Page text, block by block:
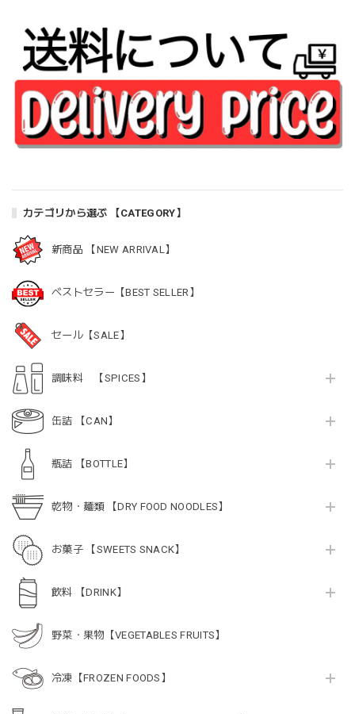
カテゴリから選ぶ 【CATEGORY】
新商品 【NEW ARRIVAL】
ベストセラー【BEST SELLER】
セール【SALE】
調味料 【SPICES】
缶詰 【CAN】
瓶詰 【BOTTLE】
乾物・麺類 【DRY FOOD NOODLES】
お菓子 【SWEETS SNACK】
飲料 【DRINK】
野菜・果物【VEGETABLES FRUITS】
冷凍【FROZEN FOODS】